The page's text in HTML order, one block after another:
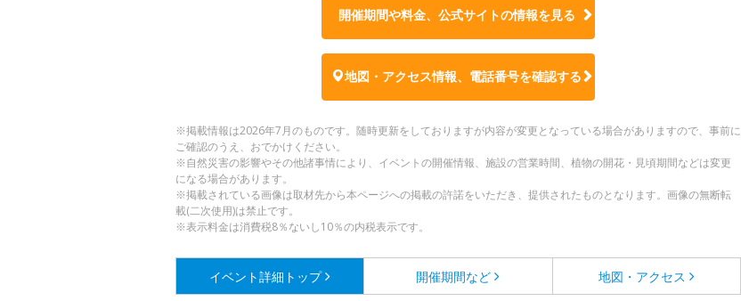
開催期間や料金、公式サイトの情報を見る
地図・アクセス情報、電話番号を確認する
※掲載情報は2026年7月のものです。随時更新をしておりますが内容が変更となっている場合がありますので、事前に
ご確認のうえ、おでかけください。
※自然災害の影響やその他諸事情により、イベントの開催情報、施設の営業時間、植物の開花・見頃期間などは変更
になる場合があります。
※掲載されている画像は取材先から本ページへの掲載の許諾をいただき、提供されたものとなります。画像の無断転
載(二次使用)は禁止です。
※表示料金は消費税8％ないし10％の内税表示です。
イベント詳細 トップ 開催期間など 地図・アクセス